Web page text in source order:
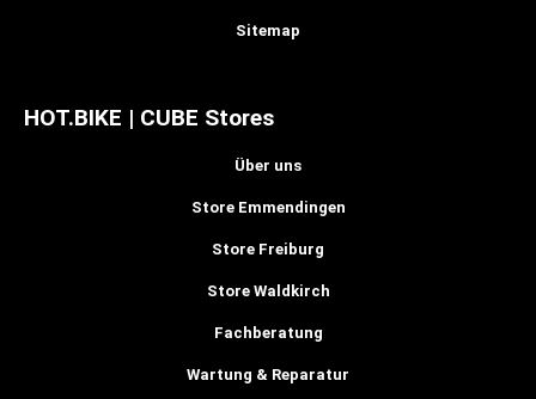
Sitemap
HOT.BIKE | CUBE Stores
Über uns
Store Emmendingen
Store Freiburg
Store Waldkirch
Fachberatung
Wartung & Reparatur